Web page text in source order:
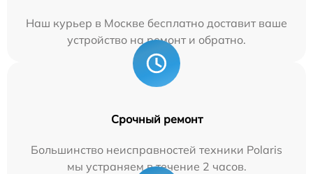
Наш курьер в Москве бесплатно доставит ваше
устройство на ремонт и обратно.
Срочный ремонт
Большинство неисправностей техники Polaris
мы устраняем в течение 2 часов.